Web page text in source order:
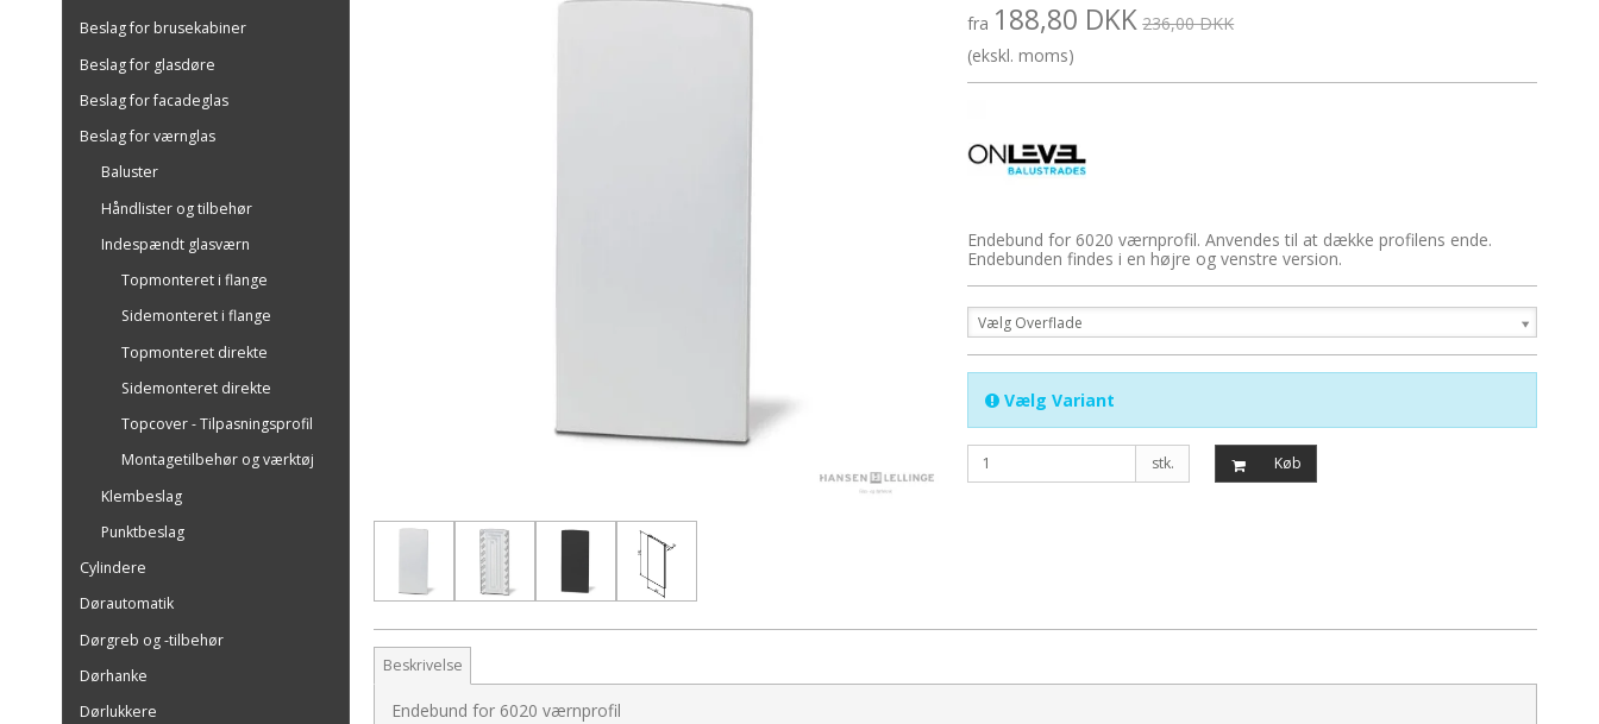
Beslag for brusekabiner
Beslag for glasdøre
Beslag for facadeglas
Beslag for værnglas
Baluster
Håndlister og tilbehør
Indespændt glasværn
Topmonteret i flange
Sidemonteret i flange
Topmonteret direkte
Sidemonteret direkte
Topcover - Tilpasningsprofil
Montagetilbehør og værktøj
Klembeslag
Punktbeslag
Cylindere
Dørautomatik
Dørgreb og -tilbehør
Dørhanke
Dørlukkere
fra 188,80 DKK 236,00 DKK
(ekskl. moms)
Endebund for 6020 værnprofil. Anvendes til at dække profilens ende.
Endebunden findes i en højre og venstre version.
Vælg Overflade
Vælg Variant
stk. Køb
Beskrivelse
Endebund for 6020 værnprofil